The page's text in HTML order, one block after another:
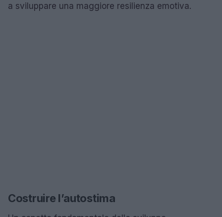
a sviluppare una maggiore resilienza emotiva.
Costruire l’autostima